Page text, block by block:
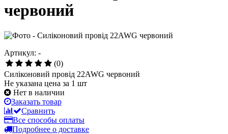
червоний
Артикул: -
(0)
Силіконовий провід 22AWG червоний
Не указана цена за 1 шт
Нет в наличии
Заказать товар
Сравнить
Все способы оплаты
Подробнее о доставке